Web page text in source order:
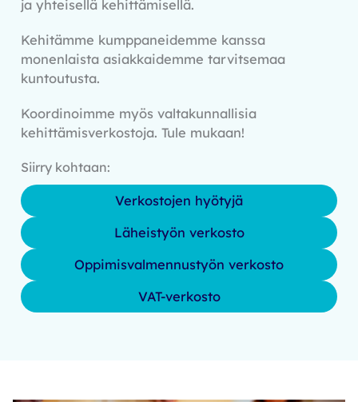
ja yhteisellä kehittämisellä.
Kehitämme kumppaneidemme kanssa
monenlaista asiakkaidemme tarvitsemaa
kuntoutusta.
Koordinoimme myös valtakunnallisia
kehittämisverkostoja. Tule mukaan!
Siirry kohtaan:
Verkostojen hyötyjä
Läheistyön verkosto
Oppimisvalmennustyön verkosto
VAT-verkosto